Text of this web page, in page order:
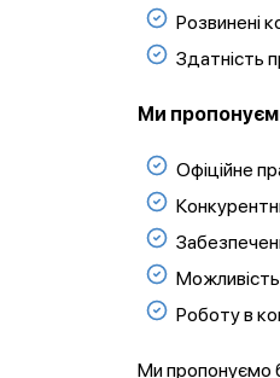
Розвинені
Здатність
Ми
Офіційне
Роботу в
Ми пропонуємо